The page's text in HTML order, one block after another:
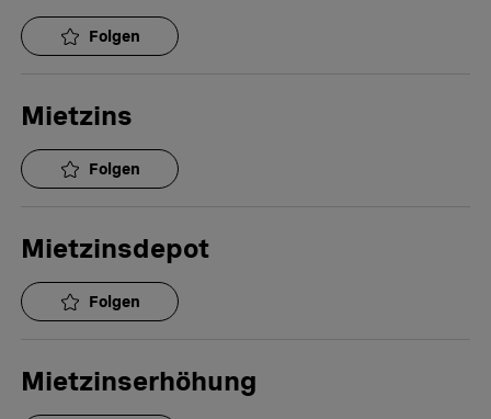
Folgen
Mietzins
Folgen
Mietzinsdepot
Folgen
Mietzinserhöhung